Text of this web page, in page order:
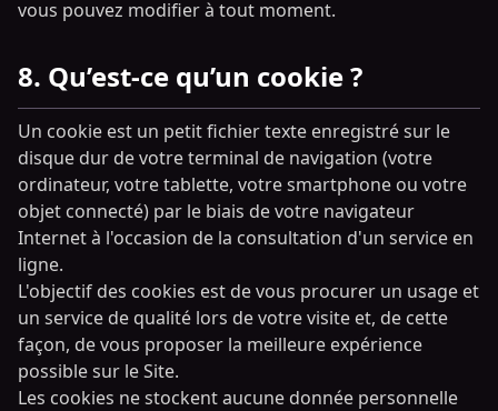
vous pouvez modifier à tout moment.
8. Qu’est-ce qu’un cookie ?
Un cookie est un petit fichier texte enregistré sur le
disque dur de votre terminal de navigation (votre
ordinateur, votre tablette, votre smartphone ou votre
objet connecté) par le biais de votre navigateur
Internet à l'occasion de la consultation d'un service en
ligne.
L'objectif des cookies est de vous procurer un usage et
un service de qualité lors de votre visite et, de cette
façon, de vous proposer la meilleure expérience
possible sur le Site.
Les cookies ne stockent aucune donnée personnelle